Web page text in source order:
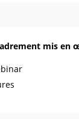
mis en